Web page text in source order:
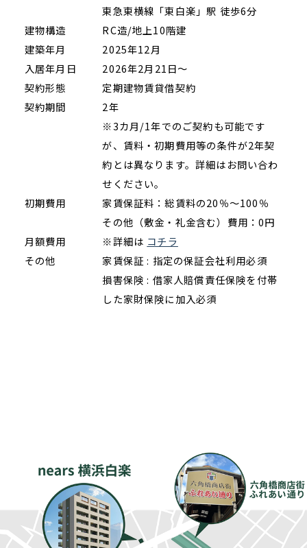
東急東横線「東白楽」駅 徒歩6分
建物構造
RC造/地上10階建
建築年月
2025年12月
入居年月日
2026年2月21日～
契約形態
定期建物賃貸借契約
契約期間
2年
※3カ月/1年でのご契約も可能です
が、賃料・初期費用等の条件が2年契
約とは異なります。詳細はお問い合わ
せください。
初期費用
家賃保証料：総賃料の20％～100％
その他（敷金・礼金含む）費用：0円
月額費用
※詳細は コチラ
その他
家賃保証 : 指定の保証会社利用必須
損害保険 : 借家人賠償責任保険を付帯
した家財保険に加入必須